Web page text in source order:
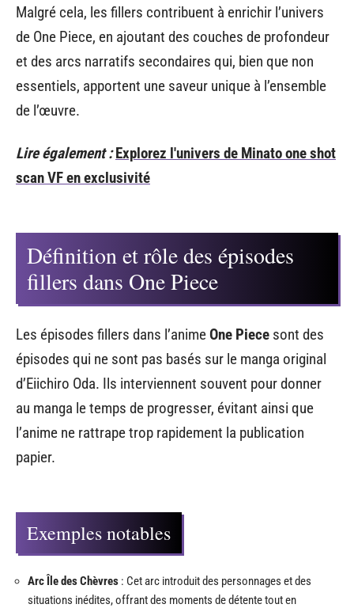
Malgré cela, les fillers contribuent à enrichir l’univers
de One Piece, en ajoutant des couches de profondeur
et des arcs narratifs secondaires qui, bien que non
essentiels, apportent une saveur unique à l’ensemble
de l’œuvre.
Lire également : Explorez l'univers de Minato one shot
scan VF en exclusivité
Définition et rôle des épisodes
fillers dans One Piece
Les épisodes fillers dans l’animeOne Piece sont des
épisodes qui ne sont pas basés sur le manga original
d’Eiichiro Oda. Ils interviennent souvent pour donner
au manga le temps de progresser, évitant ainsi que
l’anime ne rattrape trop rapidement la publication
papier.
Exemples notables
Arc Île des Chèvres : Cet arc introduit des personnages et des
situations inédites, offrant des moments de détente tout en